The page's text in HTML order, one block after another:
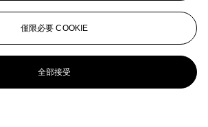
僅限必要 COOKIE
全部接受